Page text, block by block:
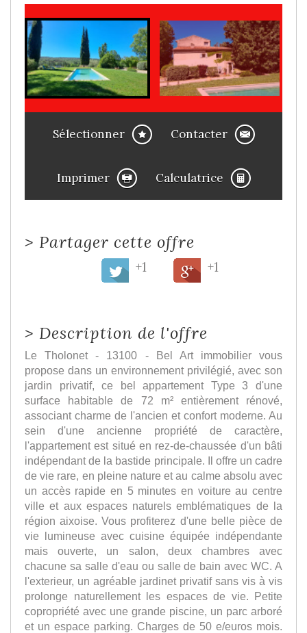
Sélectionner Contacter
Imprimer Calculatrice
> Partager cette offre
+1 +1
> Description de l'offre
Le Tholonet - 13100 - Bel Art immobilier vous
propose dans un environnement privilégié, avec son
jardin privatif, ce bel appartement Type 3 d'une
surface habitable de 72 m² entièrement rénové,
associant charme de l'ancien et confort moderne. Au
sein d'une ancienne propriété de caractère,
l'appartement est situé en rez-de-chaussée d'un bâti
indépendant de la bastide principale. Il offre un cadre
de vie rare, en pleine nature et au calme absolu avec
un accès rapide en 5 minutes en voiture au centre
ville et aux espaces naturels emblématiques de la
région aixoise. Vous profiterez d'une belle pièce de
vie lumineuse avec cuisine équipée indépendante
mais ouverte, un salon, deux chambres avec
chacune sa salle d'eau ou salle de bain avec WC. A
l'exterieur, un agréable jardinet privatif sans vis à vis
prolonge naturellement les espaces de vie. Petite
copropriété avec une grande piscine, un parc arboré
et un espace parking. Charges de 50 e/euros mois.